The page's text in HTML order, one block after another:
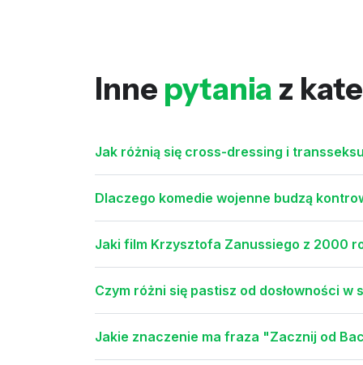
Inne pytania z
Jak różnią się cross-dressing i
Dlaczego komedie wojenne budzą
Jaki film Krzysztofa Zanussiego z 2000
Czym różni się pastisz od dosłowności w
Jakie znaczenie ma fraza "Zacznij od